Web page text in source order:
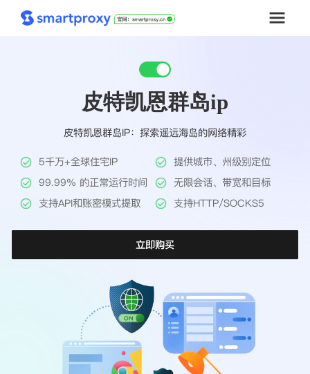
工具
帮助中心
皮特凯恩群岛ip
皮特凯恩群岛IP：探索遥远海岛的网络精彩
5千万+全球住宅IP
提供城市、州级别定位
99.99% 的正常运行时间
无限会话、带宽和目标
支持API和账密模式提取
支持HTTP/SOCKS5
立即购买